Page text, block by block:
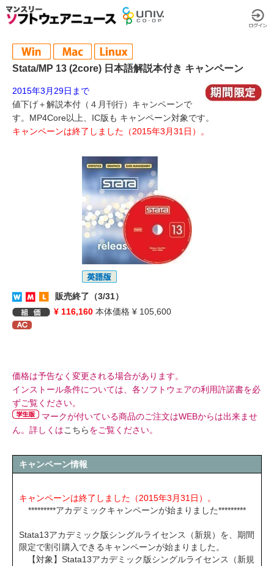
Stata/MP 13 (2core) 日本語解説本付き キャンペーン
2015年3月29日まで
値下げ＋解説本付（４月刊行）キャンペーンで
す。MP4Core以上、IC版も キャンペーン対象です。
キャンペーンは終了しました（2015年3月31日）。
販売終了（3/31）
¥ 116,160 本体価格 ¥ 105,600
価格は予告なく変更される場合があります。
インストール条件については、各ソフトウェアの利用許諾書を必
ずご覧ください。
マークが付いている商品のご注文はWEBからは出来ませ
ん。詳しくはこちらをご覧ください。
キャンペーン情報
キャンペーンは終了しました（2015年3月31日）。
*********アカデミックキャンペーンが始まりました*********
Stata13アカデミック版シングルライセンス（新規）を、期間
限定で割引購入できるキャンペーンが始まりました。
【対象】Stata13アカデミック版シングルライセンス（新規